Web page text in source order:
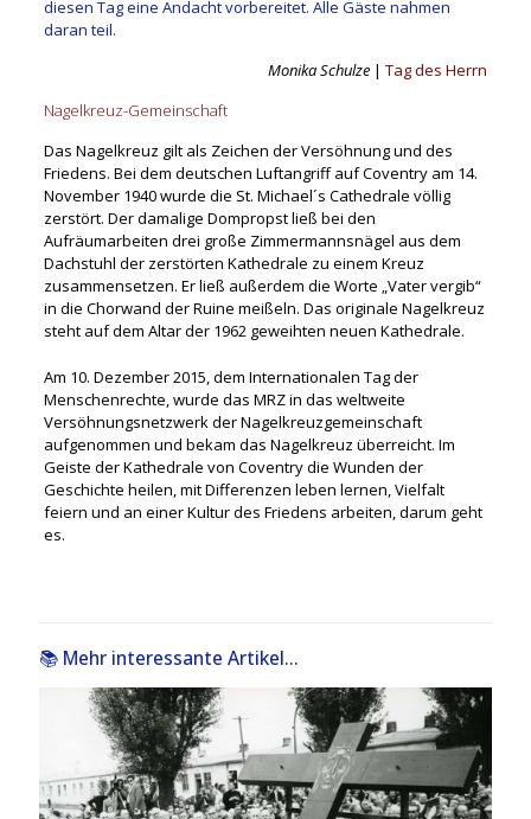
diesen Tag eine Andacht vorbereitet. Alle Gäste nahmen
daran teil.
Monika Schulze | Tag des Herrn
Nagelkreuz-Gemeinschaft
Das Nagelkreuz gilt als Zeichen der Versöhnung und des
Friedens. Bei dem deutschen Luftangriff auf Coventry am 14.
November 1940 wurde die St. Michael´s Cathedrale völlig
zerstört. Der damalige Dompropst ließ bei den
Aufräumarbeiten drei große Zimmermannsnägel aus dem
Dachstuhl der zerstörten Kathedrale zu einem Kreuz
zusammensetzen. Er ließ außerdem die Worte „Vater vergib“
in die Chorwand der Ruine meißeln. Das originale Nagelkreuz
steht auf dem Altar der 1962 geweihten neuen Kathedrale.
Am 10. Dezember 2015, dem Internationalen Tag der
Menschenrechte, wurde das MRZ in das weltweite
Versöhnungsnetzwerk der Nagelkreuzgemeinschaft
aufgenommen und bekam das Nagelkreuz überreicht. Im
Geiste der Kathedrale von Coventry die Wunden der
Geschichte heilen, mit Differenzen leben lernen, Vielfalt
feiern und an einer Kultur des Friedens arbeiten, darum geht
es.
📚 Mehr interessante Artikel...